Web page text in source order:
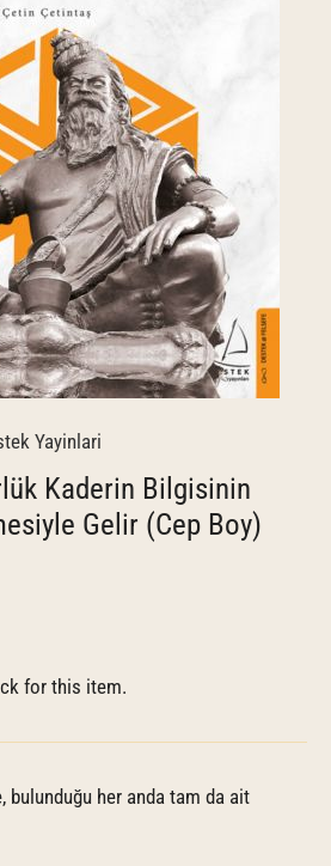
Yayinlari
Kaderin Bilgisinin
Gelir (Cep Boy)
for this item.
bulunduğu her anda tam da ait